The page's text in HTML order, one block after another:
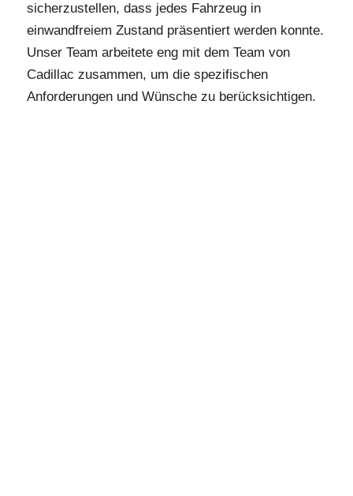
sicherzustellen, dass jedes Fahrzeug in
einwandfreiem Zustand präsentiert werden konnte.
Unser Team arbeitete eng mit dem Team von
Cadillac zusammen, um die spezifischen
Anforderungen und Wünsche zu berücksichtigen.